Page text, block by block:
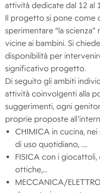
attività dedicate dal 12 al
Il progetto si pone come
sperimentare “la
vicine ai bambini. Si
disponibilità per
significativo progetto.
Di seguito gli ambiti
attività coinvolgenti alla
suggerimenti, ogni
proprie proposte
CHIMICA in cucina,
di uso quotidiano, ....
FISICA con i
ottiche,...
MECCANICA/